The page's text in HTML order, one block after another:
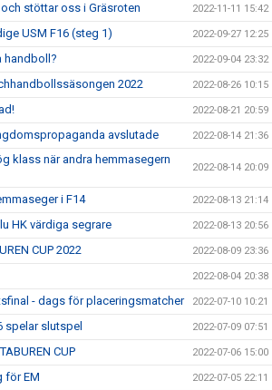
stöttar oss i Gräsroten 2022-11-11 15:42
USM F16 (steg 1) 2022-09-27 12:25
handboll? 2022-09-04 23:32
2022 2022-08-26 10:15
2022-08-21 20:59
avslutade 2022-08-14 21:36
klass när andra hemmasegern
2022-08-14 20:09
i F14 2022-08-13 21:14
HK värdiga segrare 2022-08-13 20:56
CUP 2022 2022-08-09 23:36
2022-08-04 20:38
- dags för placeringsmatcher 2022-07-10 10:21
spelar slutspel 2022-07-09 07:51
CUP 2022-07-06 15:00
för EM 2022-07-05 22:11